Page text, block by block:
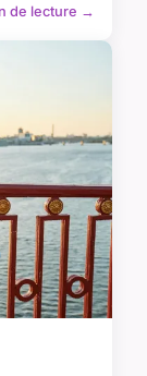
de lecture →